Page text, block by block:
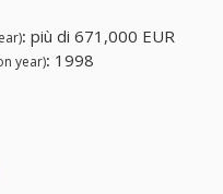
: più di 671,000 EUR
year): 1998